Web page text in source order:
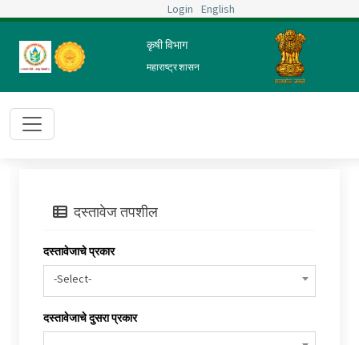
Login English
कृषी विभाग
महाराष्ट्र शासन
दस्तावेज तपशील
दस्तावेजाचे प्रकार
-Select-
दस्तावेजाचे दुसरा प्रकार